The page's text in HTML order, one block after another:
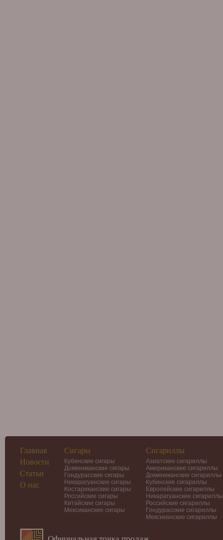
Главная
Новости
Статьи
О нас
Сигары
Кубинские сигары
Доминиканские сигары
Гондурасские сигары
Никарагуанские сигары
Костариканские сигары
Российские сигары
Китайские сигары
Мексиканские сигары
Сигариллы
Азиатские сигариллы
Американские сигариллы
Доминиканские сигариллы
Кубинские сигариллы
Европейские сигариллы
Никарагуанские сигариллы
Российские сигариллы
Гондурасские сигариллы
Мексиканские сигариллы